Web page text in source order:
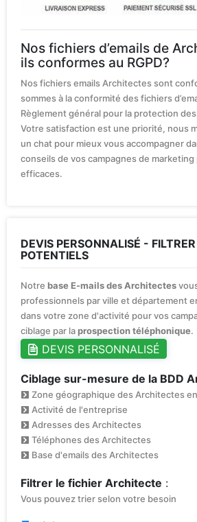
Nos fichiers d’emails de
ils conformes au RGPD?
Nos fichiers emails Architectes sont
sommes à la conformité des fichiers
Règlement général pour la protection
Votre satisfaction est une priorité, nous
un chat pour mieux vous accompagner
conseils de vos campagnes de
efficaces.
DEVIS PERSONNALISÉ -
POTENTIELS
Notre base E-mails des Architectes
professionnels par ville et département
dans votre zone d'activité pour vos
ciblage par laprospection téléphonique.
DEVIS PERSONNALISÉ
Ciblage sur-mesure de la BDD
Zone géographique des Architectes
Activité de l'entreprise
Adresses des Architectes
Téléphones des Architectes
Base d'emails des Architectes
Filtrer le fichier Architecte :
Vous pouvez trier selon votre besoin